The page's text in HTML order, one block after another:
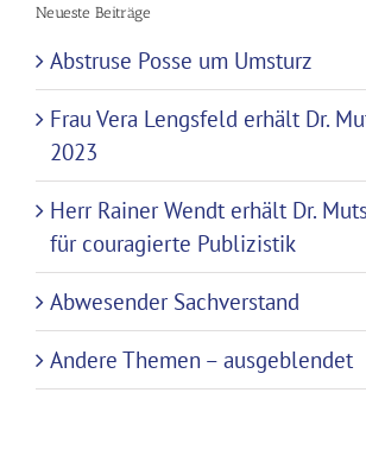
Neueste Beiträge
Abstruse Posse um Umsturz
Frau Vera Lengsfeld erhält Dr.
2023
Herr Rainer Wendt erhält Dr.
für couragierte Publizistik
Abwesender Sachverstand
Andere Themen – ausgeblendet